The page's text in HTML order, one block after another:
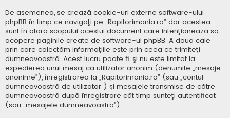
De asemenea, se crează cookie-uri externe software-ului
phpBB în timp ce navigaţi pe „Rapitorimania.ro” dar acestea
sunt în afara scopului acestui document care intenţionează să
acopere paginile create de software-ul phpBB. A doua cale
prin care colectăm informaţiile este prin ceea ce trimiteţi
dumneavoastră. Acest lucru poate fi, şi nu este limitat la:
expedierea unui mesaj ca utilizator anonim (denumite „mesaje
anonime”), înregistrarea la „Rapitorimania.ro” (sau „contul
dumneavoastră de utilizator”) şi mesajele transmise de către
dumneavoastră după înregistrare cât timp sunteţi autentificat
(sau „mesajele dumneavoastră”).